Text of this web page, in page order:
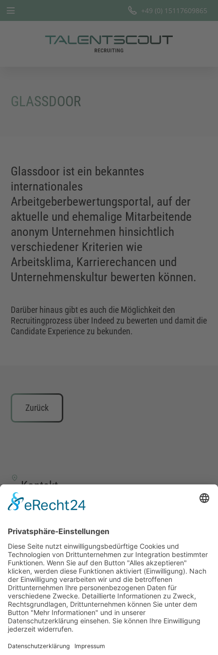
+49 (0) 15117609865
GLASSDOOR
Glassdoor ist ein bekanntes
internationales
Arbeitgeberbewertungsportal, auf der
aktuelle und ehemalige Mitarbeitende
anonym Unternehmen hinsichtlich
verschiedener Kriterien wie
Arbeitsklima, Karrierechancen und
Unternehmenskultur bewerten können.
Darüber hinaus gibt es auch die Möglichkeit den
Recruitingprozess über Indeed zu bewerten und damit die
Candidate Experience zu bekunden.
Zurück
Kontakt
TALENTSCOUT CONSULTING GmbH
57258 Freudenberg
+49 (0) 15117609865
office(at)talentscout.de
Social